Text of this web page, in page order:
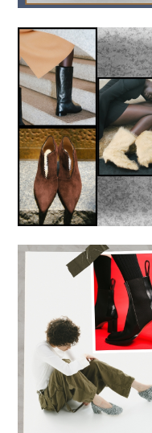
その他(傘・ハンカ
メルマガ PICKUP
PERSONAL COLOR
エディター厳選ギフト